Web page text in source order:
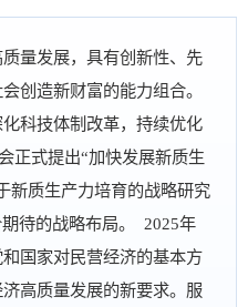
量发展，具有创新性、先
创造新财富的能力组合。
科技体制改革，持续优化
正式提出“加快发展新质生
新质生产力培育的战略研究
待的战略布局。 2025年
国家对民营经济的基本方
高质量发展的新要求。服